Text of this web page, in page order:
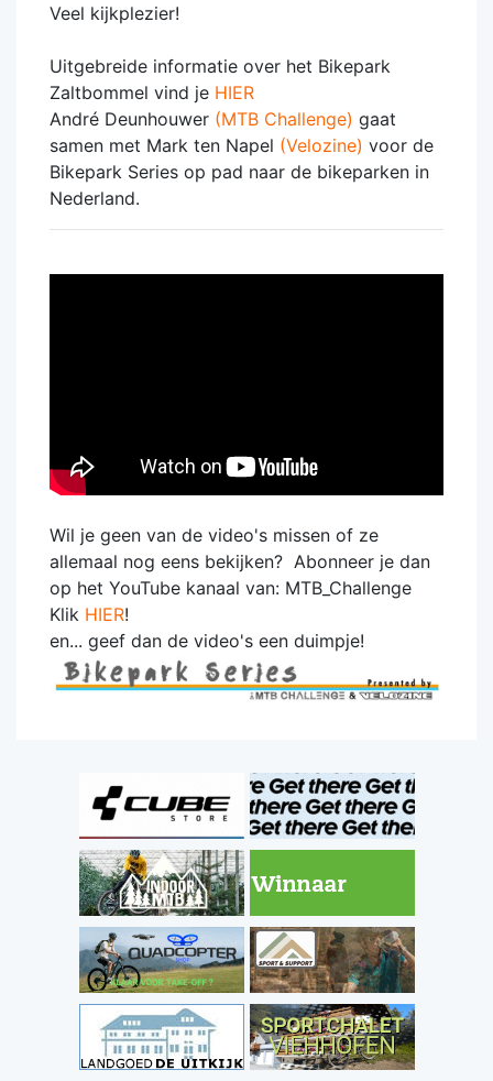
Veel kijkplezier!
Uitgebreide informatie over het Bikepark
Zaltbommel vind je HIER
André Deunhouwer (MTB Challenge) gaat
samen met Mark ten Napel (Velozine) voor de
Bikepark Series op pad naar de bikeparken in
Nederland.
Wil je geen van de video's missen of ze
allemaal nog eens bekijken? Abonneer je dan
op het YouTube kanaal van: MTB_Challenge
Klik HIER!
en... geef dan de video's een duimpje!